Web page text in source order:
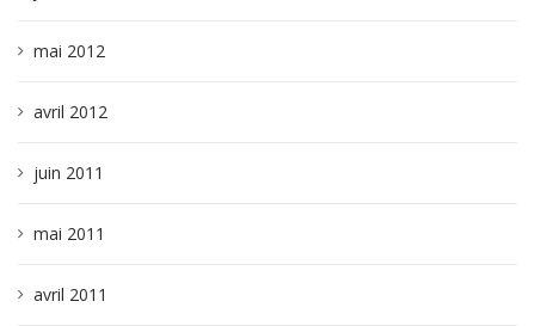
mai 2012
avril 2012
juin 2011
mai 2011
avril 2011